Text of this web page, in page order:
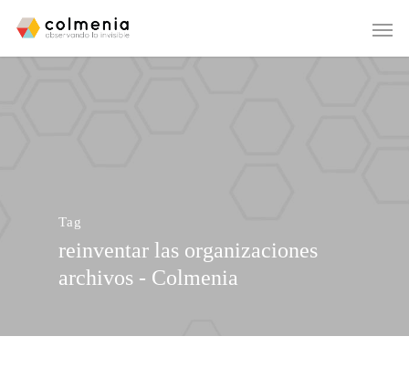
Tag
reinventar las organizaciones
archivos - Colmenia